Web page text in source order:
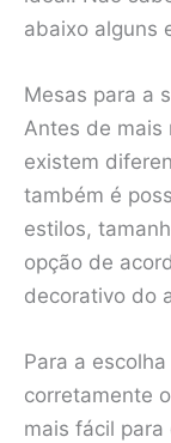
abaixo alguns
Mesas para a
Antes de mais
existem
também é
estilos,
opção de
decorativo do
Para a
corretamente
mais fácil